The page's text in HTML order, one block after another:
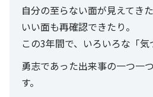
自分の至らない面が見えてき
いい面も再確認できたり。
この3年間で、いろいろな「気
勇志であった出来事の一つ一
す。